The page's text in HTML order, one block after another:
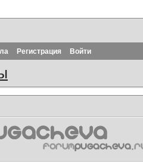
Регистрация Войти